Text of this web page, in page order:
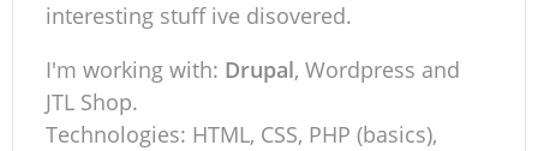
interesting stuff ive disovered.
I'm working with: Drupal, Wordpress and
JTL Shop.
Technologies: HTML, CSS, PHP (basics),